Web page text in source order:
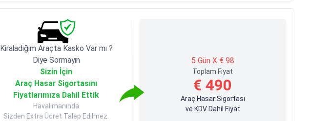
Kiraladığım Araçta Kasko Var mı ?
Diye Sormayın
Sizin İçin
Araç Hasar Sigortasını
Fiyatlarımıza Dahil Ettik
Havalimanında
Sizden Extra Ücret Talep Edilmez.
5 Gün X € 98
Toplam Fiyat
€ 490
Araç Hasar Sigortası
ve KDV Dahil Fiyat